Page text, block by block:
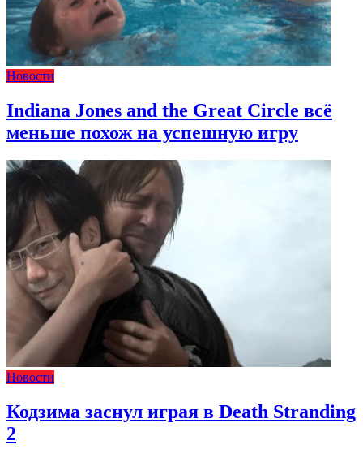
Новости
Indiana Jones and the Great Circle всё
меньше похож на успешную игру
Новости
Кодзима заснул играя в Death Stranding
2